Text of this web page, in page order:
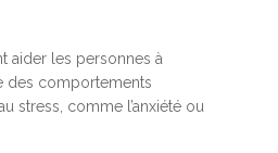
aider les personnes à
des comportements
stress, comme l’anxiété ou